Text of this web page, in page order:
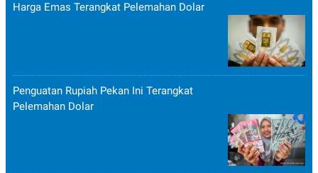
Harga Emas Terangkat Pelemahan Dolar
Penguatan Rupiah Pekan Ini Terangkat
Pelemahan Dolar